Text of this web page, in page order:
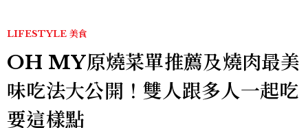
LIFESTYLE 美食
OH MY原燒菜單推薦及燒肉最美
味吃法大公開！雙人跟多人一起吃
要這樣點